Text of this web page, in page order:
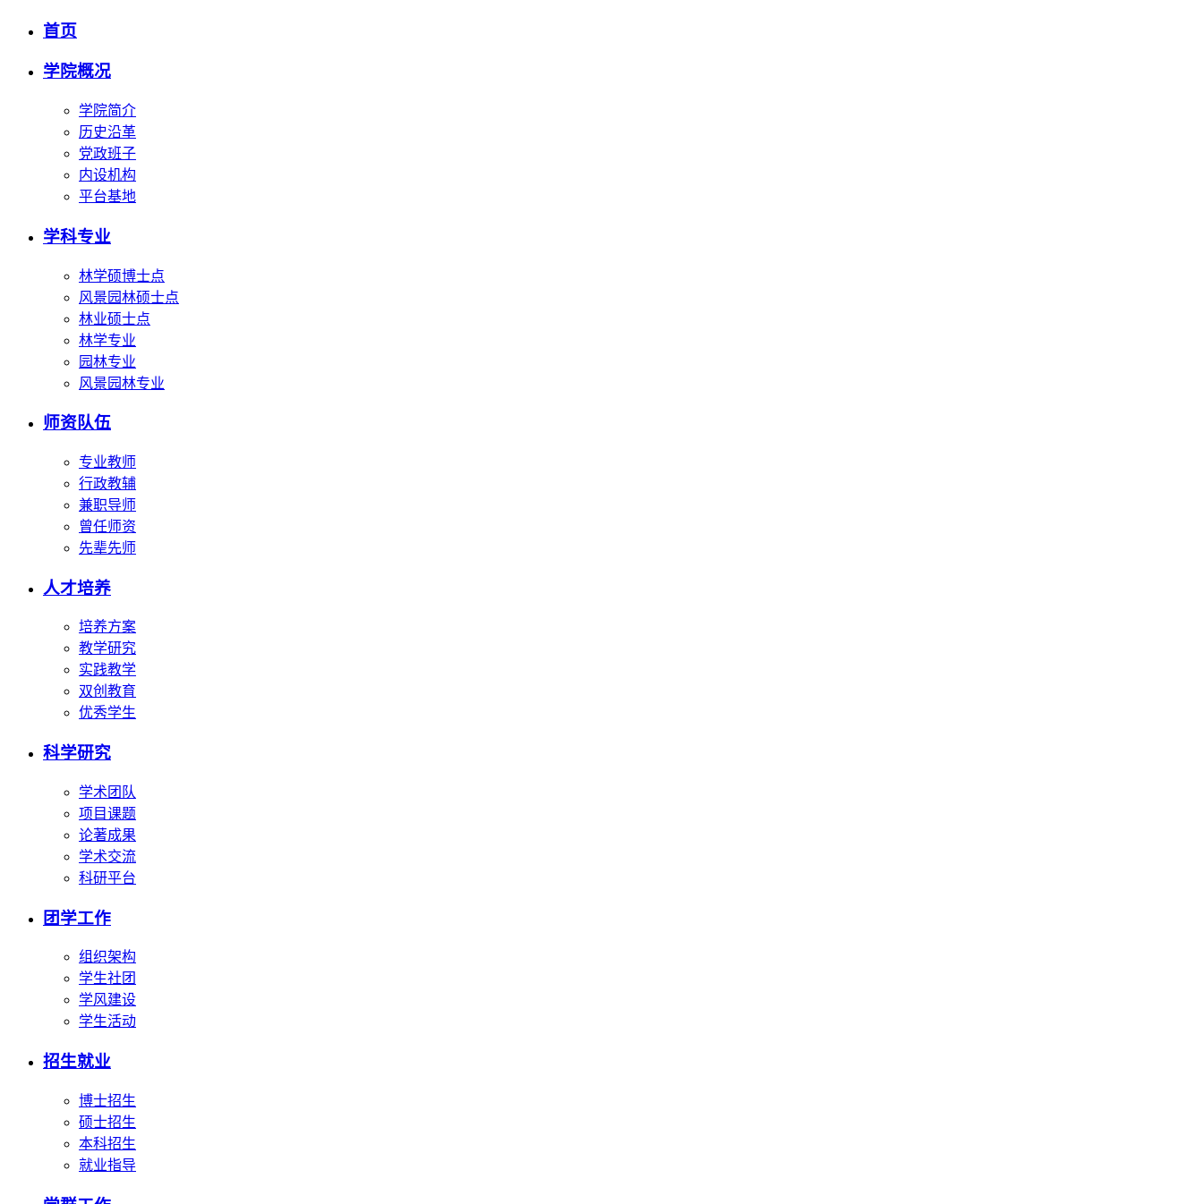
首页
学院概况
学院简介
历史沿革
党政班子
内设机构
平台基地
学科专业
林学硕博士点
风景园林硕士点
林业硕士点
林学专业
园林专业
风景园林专业
师资队伍
专业教师
行政教辅
兼职导师
曾任师资
先辈先师
人才培养
培养方案
教学研究
实践教学
双创教育
优秀学生
科学研究
学术团队
项目课题
论著成果
学术交流
科研平台
团学工作
组织架构
学生社团
学风建设
学生活动
招生就业
博士招生
硕士招生
本科招生
就业指导